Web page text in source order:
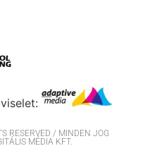
RESERVED / MINDEN JOG
MÉDIA KFT.